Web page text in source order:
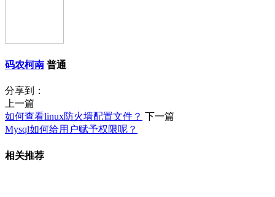
码农柯南 普通
分享到：
上一篇
如何查看linux防火墙配置文件？ 下一篇
Mysql如何给用户赋予权限呢？
相关推荐